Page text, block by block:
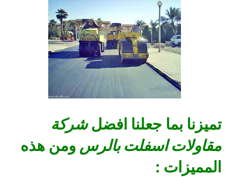
تميزنا بما جعلنا افضلشركة
مقاولات اسفلت بالرس ومن هذه
المميزات :